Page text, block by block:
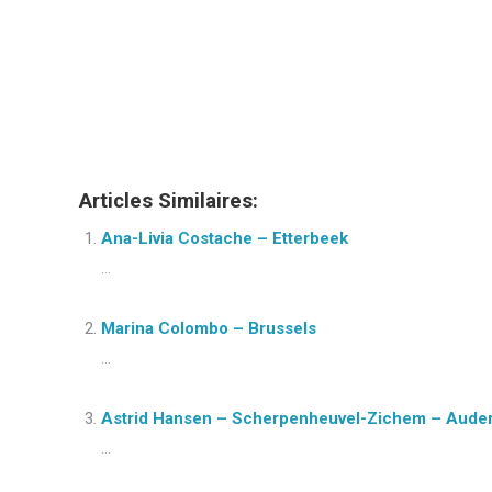
Articles Similaires:
Ana-Livia Costache – Etterbeek
...
Marina Colombo – Brussels
...
Astrid Hansen – Scherpenheuvel-Zichem –
...